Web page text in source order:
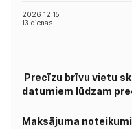
2026 12 15
13 dienas
Precīzu brīvu vietu
datumiem lūdzam
Maksājuma